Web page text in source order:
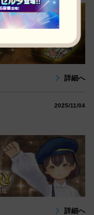
詳細へ
2025/11/04
詳細へ